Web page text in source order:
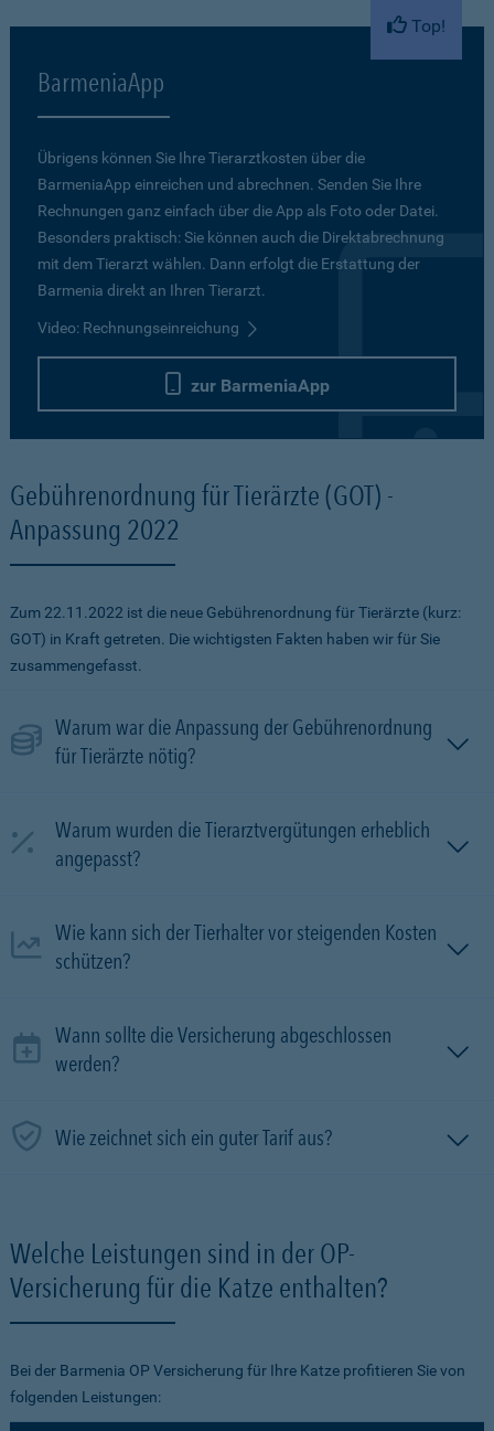
Top!
BarmeniaApp
Übrigens können Sie Ihre Tierarztkosten über die
BarmeniaApp einreichen und abrechnen. Senden Sie Ihre
Rechnungen ganz einfach über die App als Foto oder Datei.
Besonders praktisch: Sie können auch die Direktabrechnung
mit dem Tierarzt wählen. Dann erfolgt die Erstattung der
Barmenia direkt an Ihren Tierarzt.
Video: Rechnungseinreichung
zur BarmeniaApp
Gebührenordnung für Tierärzte (GOT) -
Anpassung 2022
Zum 22.11.2022 ist die neue Gebührenordnung für Tierärzte (kurz:
GOT) in Kraft getreten. Die wichtigsten Fakten haben wir für Sie
zusammengefasst.
Warum war die Anpassung der Gebührenordnung
für Tierärzte nötig?
Warum wurden die Tierarztvergütungen erheblich
angepasst?
Wie kann sich der Tierhalter vor steigenden Kosten
schützen?
Wann sollte die Versicherung abgeschlossen
werden?
Wie zeichnet sich ein guter Tarif aus?
Welche Leistungen sind in der OP-
Versicherung für die Katze enthalten?
Bei der Barmenia OP Versicherung für Ihre Katze profitieren Sie von
folgenden Leistungen: